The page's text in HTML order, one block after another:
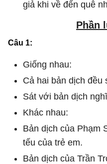
giả khi về đến quê
Phần
Câu 1:
Giống nhau:
Cả hai bản dịch đều
Sát với bản dịch
Khác nhau:
Bản dịch của Phạm
tếu của trẻ em.
Bản dịch của Trần